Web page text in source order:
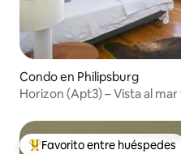
Condo en Philipsburg
Horizon (Apt3) – Vista al
Favorito entre huéspedes